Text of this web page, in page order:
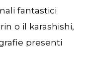
fantastici
o il karashishi,
presenti